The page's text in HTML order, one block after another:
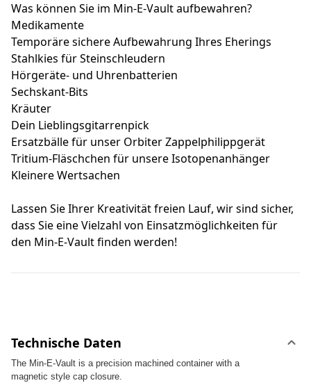
Was können Sie im Min-E-Vault aufbewahren?
Medikamente
Temporäre sichere Aufbewahrung Ihres Eherings
Stahlkies für Steinschleudern
Hörgeräte- und Uhrenbatterien
Sechskant-Bits
Kräuter
Dein Lieblingsgitarrenpick
Ersatzbälle für unser Orbiter Zappelphilippgerät
Tritium-Fläschchen für unsere Isotopenanhänger
Kleinere Wertsachen
Lassen Sie Ihrer Kreativität freien Lauf, wir sind sicher,
dass Sie eine Vielzahl von Einsatzmöglichkeiten für
den Min-E-Vault finden werden!
Technische Daten
The Min-E-Vault is a precision machined container with a
magnetic style cap closure.